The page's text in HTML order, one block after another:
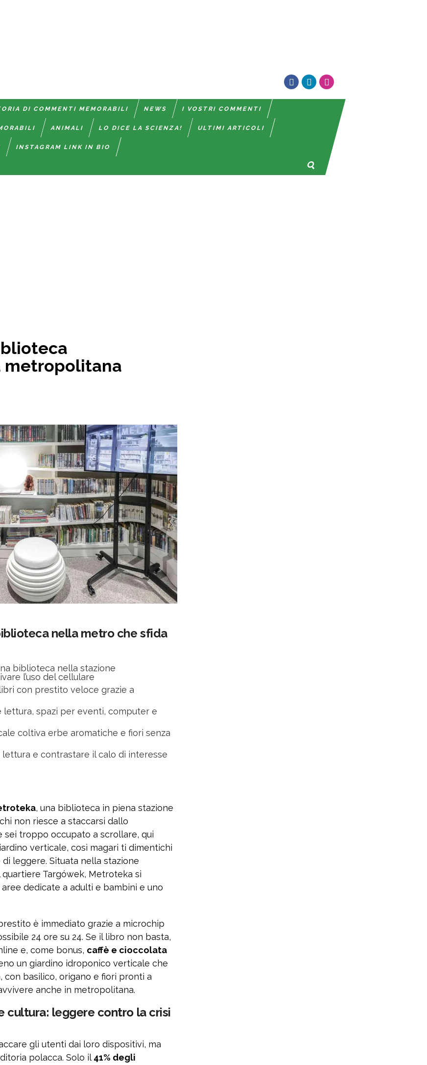
DI COMMENTI MEMORABILI NEWS I VOSTRI COMMENTI
ANIMALI LO DICE LA SCIENZA! ULTIMI ARTICOLI
INSTAGRAM LINK IN BIO
metropolitana
nella metro che sfida
biblioteca nella stazione
l’uso del cellulare
con prestito veloce grazie a
lettura, spazi per eventi, computer e
coltiva erbe aromatiche e fiori senza
lettura e contrastare il calo di interesse
, una biblioteca in piena stazione
non riesce a staccarsi dallo
sei troppo occupato a scrollare, qui
verticale, così magari ti dimentichi
leggere. Situata nella stazione
Targówek, Metroteka si
dedicate a adulti e bambini e uno
è immediato grazie a microchip
24 ore su 24. Se il libro non basta,
e, come bonus, caffè e cioccolata
un giardino idroponico verticale che
basilico, origano e fiori pronti a
anche in metropolitana.
cultura: leggere contro la crisi
gli utenti dai loro dispositivi, ma
polacca. Solo il41% degli